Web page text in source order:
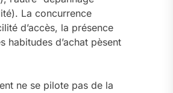
La concurrence
d’accès, la présence
habitudes d’achat pèsent
ne se pilote pas de la